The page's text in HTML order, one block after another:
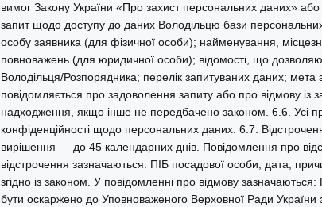
вимог Закону України «Про захист персональних даних»
запит щодо доступу до даних Володільцю бази
особу заявника (для фізичної особи); найменування,
повноважень (для юридичної особи); відомості, що
Володільця/Розпорядника; перелік запитуваних даних;
повідомляється про задоволення запиту або про відмову із
надходження, якщо інше не передбачено законом. 6.6. Усі
конфіденційності щодо персональних даних. 6.7.
вирішення — до 45 календарних днів. Повідомлення про
відстрочення зазначаються: ПІБ посадової особи, дата,
згідно із законом. У повідомленні про відмову
бути оскаржено до Уповноваженого Верховної Ради